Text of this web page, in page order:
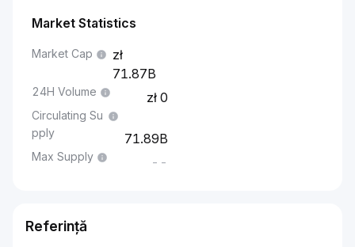
Market Statistics
Market Cap
71.87B
24H Volume 0
Circulating Su
pply
71.89B
Max Supply --
Referință